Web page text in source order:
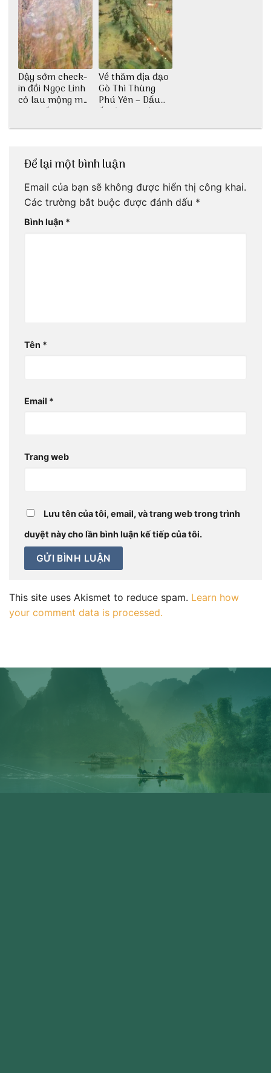
Dậy sớm check-
in đồi Ngọc Linh
cỏ lau mộng mơ
tại Huế nè bạn
Về thăm địa đạo
Gò Thì Thùng
Phú Yên – Dấu
ấn lịch sử còn
Để lại một bình luận
Email của bạn sẽ không được hiển thị công khai.
Các trường bắt buộc được đánh dấu *
Bình luận *
Tên *
Email *
Trang web
Lưu tên của tôi, email, và trang web trong trình
duyệt này cho lần bình luận kế tiếp của tôi.
This site uses Akismet to reduce spam. Learn how
your comment data is processed.